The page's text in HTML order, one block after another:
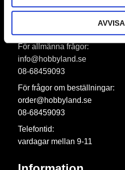
AVVISA
Hobbyland AB
För allmänna frågor:
info@hobbyland.se
08-68459093
För frågor om beställningar:
order@hobbyland.se
08-68459093
Telefontid:
vardagar mellan 9-11